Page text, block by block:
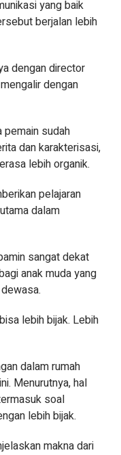
yang baik
berjalan lebih
dengan director
dengan
pemain sudah
dan karakterisasi,
lebih organik.
pelajaran
dalam
sangat dekat
anak muda yang
lebih bijak. Lebih
dalam rumah
Menurutnya, hal
soal
lebih bijak.
makna dari